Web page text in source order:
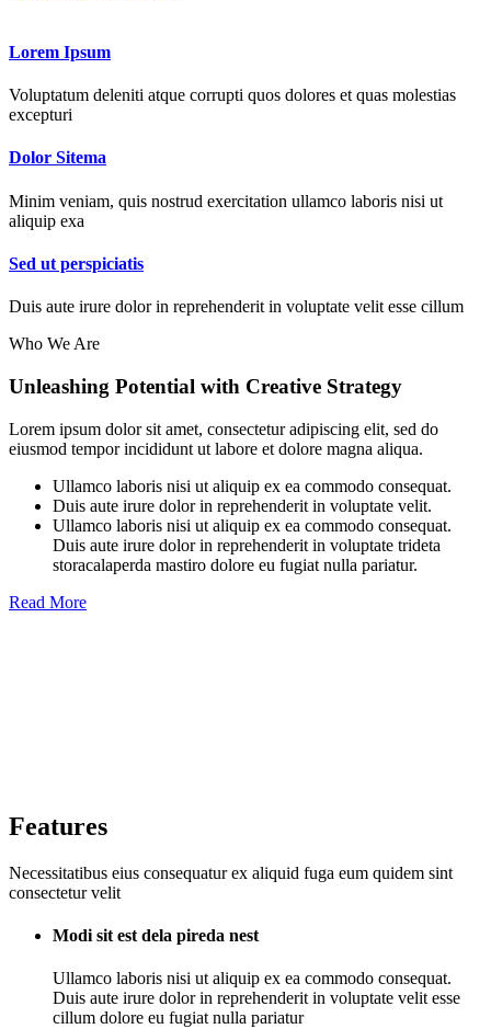
Lorem Ipsum
Voluptatum deleniti atque corrupti quos dolores et quas molestias
excepturi
Dolor Sitema
Minim veniam, quis nostrud exercitation ullamco laboris nisi ut
aliquip exa
Sed ut perspiciatis
Duis aute irure dolor in reprehenderit in voluptate velit esse cillum
Who We Are
Unleashing Potential with Creative Strategy
Lorem ipsum dolor sit amet, consectetur adipiscing elit, sed do
eiusmod tempor incididunt ut labore et dolore magna aliqua.
Ullamco laboris nisi ut aliquip ex ea commodo consequat.
Duis aute irure dolor in reprehenderit in voluptate velit.
Ullamco laboris nisi ut aliquip ex ea commodo consequat.
Duis aute irure dolor in reprehenderit in voluptate trideta
storacalaperda mastiro dolore eu fugiat nulla pariatur.
Read More
Features
Necessitatibus eius consequatur ex aliquid fuga eum quidem sint
consectetur velit
Modi sit est dela pireda nest
Ullamco laboris nisi ut aliquip ex ea commodo consequat.
Duis aute irure dolor in reprehenderit in voluptate velit esse
cillum dolore eu fugiat nulla pariatur